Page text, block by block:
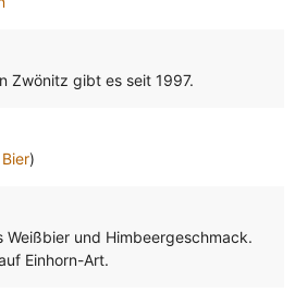
Zwönitz gibt es seit 1997.
)
Weißbier und Himbeergeschmack.
Einhorn-Art.